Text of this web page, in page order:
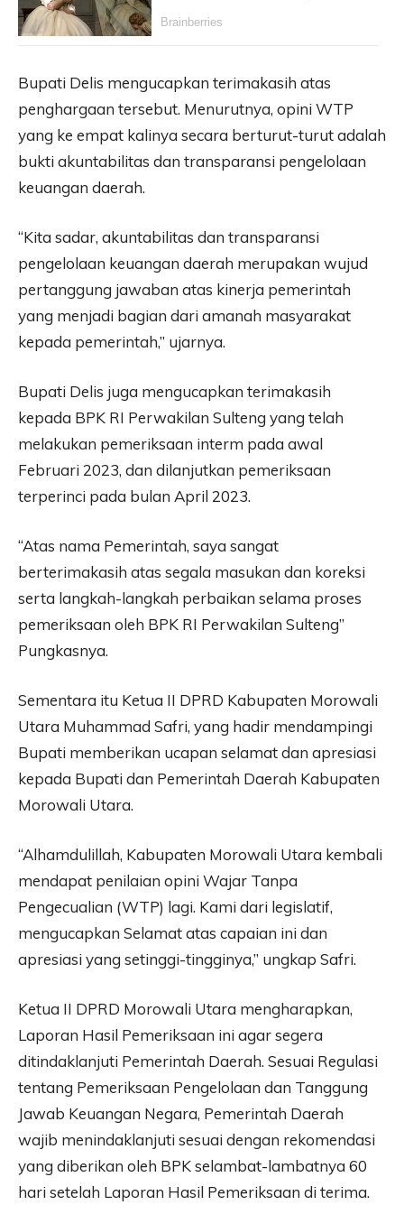
Bupati Delis mengucapkan terimakasih atas
penghargaan tersebut. Menurutnya, opini WTP
yang ke empat kalinya secara berturut-turut adalah
bukti akuntabilitas dan transparansi pengelolaan
keuangan daerah.
“Kita sadar, akuntabilitas dan transparansi
pengelolaan keuangan daerah merupakan wujud
pertanggung jawaban atas kinerja pemerintah
yang menjadi bagian dari amanah masyarakat
kepada pemerintah,” ujarnya.
Bupati Delis juga mengucapkan terimakasih
kepada BPK RI Perwakilan Sulteng yang telah
melakukan pemeriksaan interm pada awal
Februari 2023, dan dilanjutkan pemeriksaan
terperinci pada bulan April 2023.
“Atas nama Pemerintah, saya sangat
berterimakasih atas segala masukan dan koreksi
serta langkah-langkah perbaikan selama proses
pemeriksaan oleh BPK RI Perwakilan Sulteng”
Pungkasnya.
Sementara itu Ketua II DPRD Kabupaten Morowali
Utara Muhammad Safri, yang hadir mendampingi
Bupati memberikan ucapan selamat dan apresiasi
kepada Bupati dan Pemerintah Daerah Kabupaten
Morowali Utara.
“Alhamdulillah, Kabupaten Morowali Utara kembali
mendapat penilaian opini Wajar Tanpa
Pengecualian (WTP) lagi. Kami dari legislatif,
mengucapkan Selamat atas capaian ini dan
apresiasi yang setinggi-tingginya,” ungkap Safri.
Ketua II DPRD Morowali Utara mengharapkan,
Laporan Hasil Pemeriksaan ini agar segera
ditindaklanjuti Pemerintah Daerah. Sesuai Regulasi
tentang Pemeriksaan Pengelolaan dan Tanggung
Jawab Keuangan Negara, Pemerintah Daerah
wajib menindaklanjuti sesuai dengan rekomendasi
yang diberikan oleh BPK selambat-lambatnya 60
hari setelah Laporan Hasil Pemeriksaan di terima.